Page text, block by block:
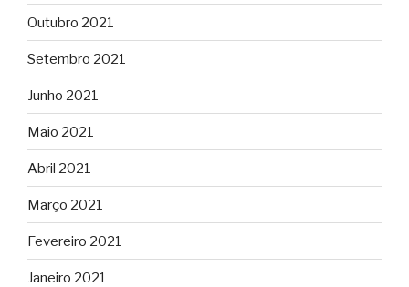
Outubro 2021
Setembro 2021
Junho 2021
Maio 2021
Abril 2021
Março 2021
Fevereiro 2021
Janeiro 2021